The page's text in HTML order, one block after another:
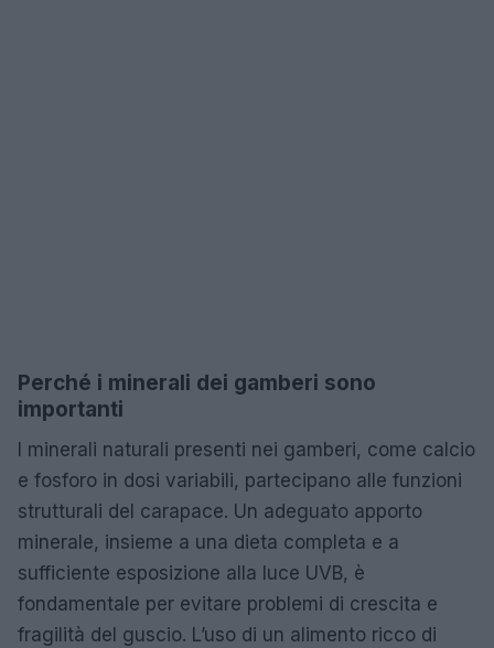
Perché i minerali dei gamberi sono
importanti
I minerali naturali presenti nei gamberi, come calcio
e fosforo in dosi variabili, partecipano alle funzioni
strutturali del carapace. Un adeguato apporto
minerale, insieme a una dieta completa e a
sufficiente esposizione alla luce UVB, è
fondamentale per evitare problemi di crescita e
fragilità del guscio. L’uso di un alimento ricco di